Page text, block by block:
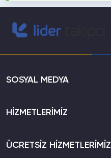
SOSYAL MEDYA
HİZMETLERİMİZ
ÜCRETSİZ HİZMETLERİMİZ